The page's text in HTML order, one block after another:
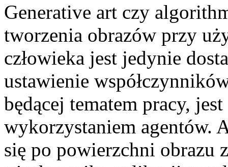
Generative art czy
tworzenia obrazów przy
człowieka jest jedynie
ustawienie
będącej tematem pracy,
wykorzystaniem agentów.
się po powierzchni obrazu